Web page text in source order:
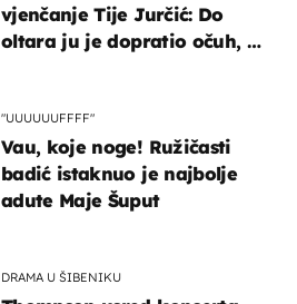
vjenčanje Tije Jurčić: Do
oltara ju je dopratio očuh, a
"UUUUUUFFFF"
Vau, koje noge! Ružičasti
badić istaknuo je najbolje
adute Maje Šuput
DRAMA U ŠIBENIKU